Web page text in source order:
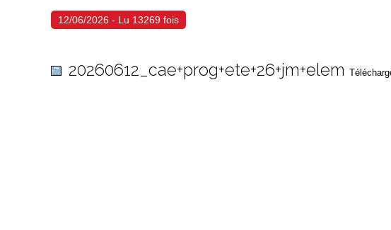
12/06/2026 - Lu 13269 fois
20260612_cae+prog+ete+26+jm+elem